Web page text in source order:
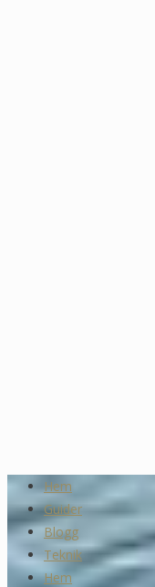
Hem
Guider
Blogg
Teknik
Hem